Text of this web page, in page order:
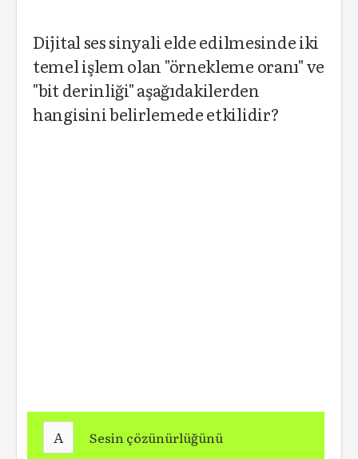
Dijital ses sin­yali elde edilmesinde iki
temel işlem olan "örnekleme oranı" ve
"bit derinliği" aşağıdakilerden
hangisini belirlemede etkilidir?
A Sesin çözünürlüğü­nü